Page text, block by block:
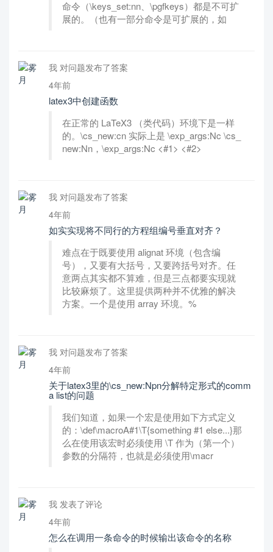
命令（\keys_set:nn、\pgfkeys）都是不可扩
展的。（也有一部分命令是可扩展的，如
我 对问题发布了答案
4年前
latex3中创建函数
在正常的 LaTeX3 （类代码）环境下是一样
的。\cs_new:cn 实际上是 \exp_args:Nc \cs_
new:Nn，\exp_args:Nc <#1> <#2>
我 对问题发布了答案
4年前
如实实现将不同行的方程组编号垂直对齐？
难点在于既要使用 alignat 环境（包含编
号），又要有大括号，又要跨括号对齐。任
意两点其实都不算难，但是三点都要实现就
比较麻烦了。这里提供两种并不优雅的解决
方案。一个是使用 array 环境。%
我 对问题发布了答案
4年前
关于latex3里的\cs_new:Npn分解特定形式的comm
a list的问题
我们知道，如果一个宏是使用如下方式定义
的：\def\macroA#1\T{something #1 else...}那
么在使用该宏时必须使用 \T 作为（第一个）
参数的分隔符，也就是必须使用\macr
我 发表了评论
4年前
怎么在调用一条命令的时候输出该命令的名称